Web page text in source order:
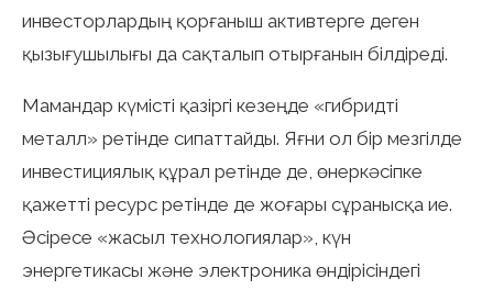
инвесторлардың қорғаныш активтерге деген
қызығушылығы да сақталып отырғанын білдіреді.
Мамандар күмісті қазіргі кезеңде «гибридті
металл» ретінде сипаттайды. Яғни ол бір мезгілде
инвестициялық құрал ретінде де, өнеркәсіпке
қажетті ресурс ретінде де жоғары сұранысқа ие.
Әсіресе «жасыл технологиялар», күн
энергетикасы және электроника өндірісіндегі